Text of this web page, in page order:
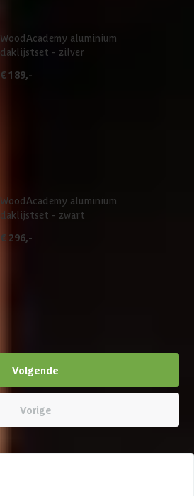
WoodAcademy aluminium
daklijstset - zilver
€ 189,-
WoodAcademy aluminium
daklijstset - zwart
€ 296,-
Vorige
Volgende